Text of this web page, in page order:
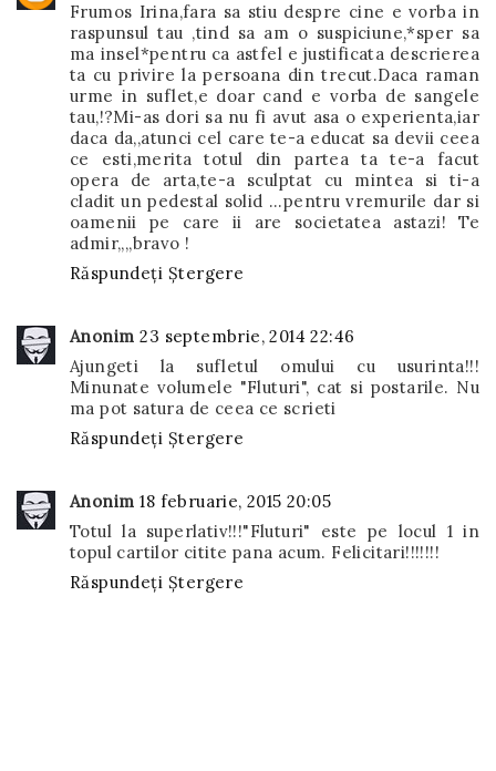
Frumos Irina,fara sa stiu despre cine e vorba in
raspunsul tau ,tind sa am o suspiciune,*sper sa
ma insel*pentru ca astfel e justificata descrierea
ta cu privire la persoana din trecut.Daca raman
urme in suflet,e doar cand e vorba de sangele
tau,!?Mi-as dori sa nu fi avut asa o experienta,iar
daca da,,atunci cel care te-a educat sa devii ceea
ce esti,merita totul din partea ta te-a facut
opera de arta,te-a sculptat cu mintea si ti-a
cladit un pedestal solid ...pentru vremurile dar si
oamenii pe care ii are societatea astazi! Te
admir,,,,bravo !
Răspundeți Ștergere
Anonim 23 septembrie, 2014 22:46
Ajungeti la sufletul omului cu usurinta!!!
Minunate volumele "Fluturi", cat si postarile. Nu
ma pot satura de ceea ce scrieti
Răspundeți Ștergere
Anonim 18 februarie, 2015 20:05
Totul la superlativ!!!"Fluturi" este pe locul 1 in
topul cartilor citite pana acum. Felicitari!!!!!!!
Răspundeți Ștergere